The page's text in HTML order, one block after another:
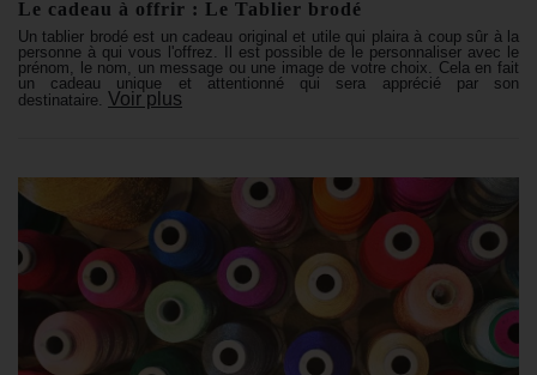
Le cadeau à offrir : Le Tablier brodé
Un tablier brodé est un cadeau original et utile qui plaira à coup sûr à la
personne à qui vous l'offrez. Il est possible de le personnaliser avec le
prénom, le nom, un message ou une image de votre choix. Cela en fait
un cadeau unique et attentionné qui sera apprécié par son
destinataire. Voir plus